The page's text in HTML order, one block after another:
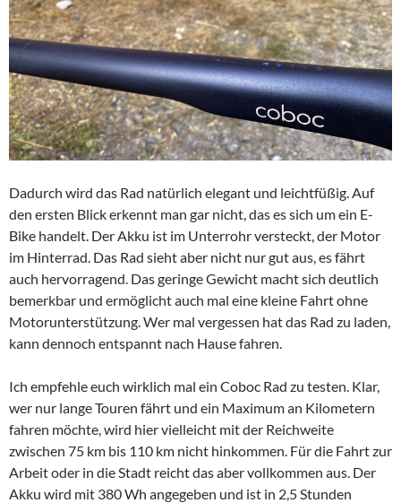
Dadurch wird das Rad natürlich elegant und leichtfüßig. Auf
den ersten Blick erkennt man gar nicht, das es sich um ein E-
Bike handelt. Der Akku ist im Unterrohr versteckt, der Motor
im Hinterrad. Das Rad sieht aber nicht nur gut aus, es fährt
auch hervorragend. Das geringe Gewicht macht sich deutlich
bemerkbar und ermöglicht auch mal eine kleine Fahrt ohne
Motorunterstützung. Wer mal vergessen hat das Rad zu laden,
kann dennoch entspannt nach Hause fahren.
Ich empfehle euch wirklich mal ein Coboc Rad zu testen. Klar,
wer nur lange Touren fährt und ein Maximum an Kilometern
fahren möchte, wird hier vielleicht mit der Reichweite
zwischen 75 km bis 110 km nicht hinkommen. Für die Fahrt zur
Arbeit oder in die Stadt reicht das aber vollkommen aus. Der
Akku wird mit 380 Wh angegeben und ist in 2,5 Stunden